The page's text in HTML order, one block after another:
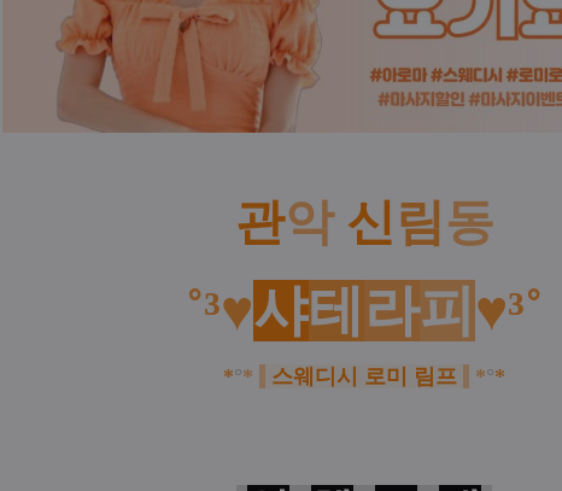
관악 신림동
˚³♥샤테 라피 ♥³˚
*°* 스웨디시 로미 림프 *°*